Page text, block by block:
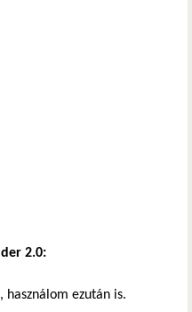
2.0:
használom ezután is.